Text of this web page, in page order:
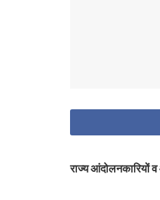
राज्य आंदोलनकारियों व